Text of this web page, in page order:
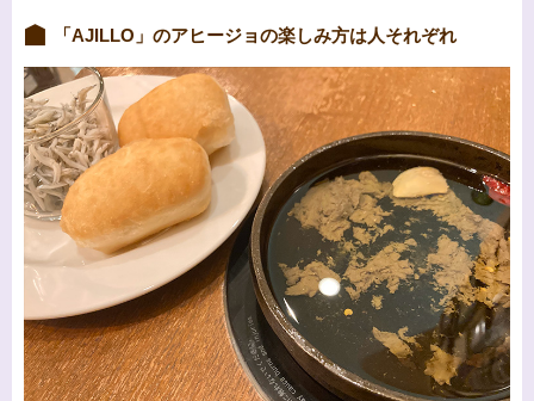
「AJILLO」のアヒージョの楽しみ方は人それぞれ